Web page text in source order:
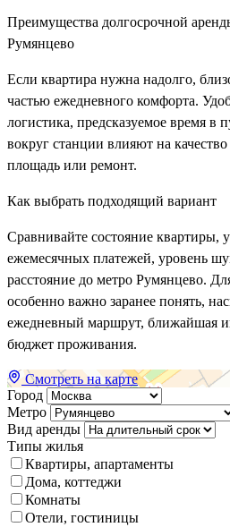
Преимущества долгосрочной
Румянцево
Если квартира нужна надолго,
частью ежедневного комфорта.
логистика, предсказуемое время в
вокруг станции влияют на
площадь или ремонт.
Как выбрать подходящий вариант
Сравнивайте состояние квартиры,
ежемесячных платежей, уровень
расстояние до метро Румянцево.
особенно важно заранее понять,
ежедневный маршрут, ближайшая
бюджет проживания.
Смотреть на карте
Город
Метро
Вид аренды
Типы жилья
Квартиры, апартаменты
Дома, коттеджи
Комнаты
Отели, гостиницы